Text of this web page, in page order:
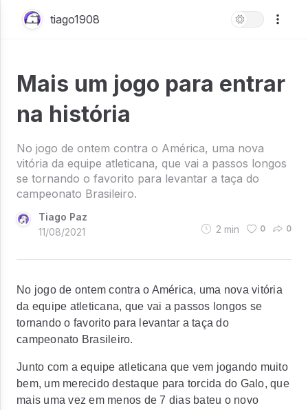
tiago1908
Mais um jogo para entrar
na história
No jogo de ontem contra o América, uma nova
vitória da equipe atleticana, que vai a passos longos
se tornando o favorito para levantar a taça do
campeonato Brasileiro.
Tiago Paz
11/08/2021
2 min 0 0
No jogo de ontem contra o América, uma nova vitória
da equipe atleticana, que vai a passos longos se
tornando o favorito para levantar a taça do
campeonato Brasileiro.
Junto com a equipe atleticana que vem jogando muito
bem, um merecido destaque para torcida do Galo, que
mais uma vez em menos de 7 dias bateu o novo